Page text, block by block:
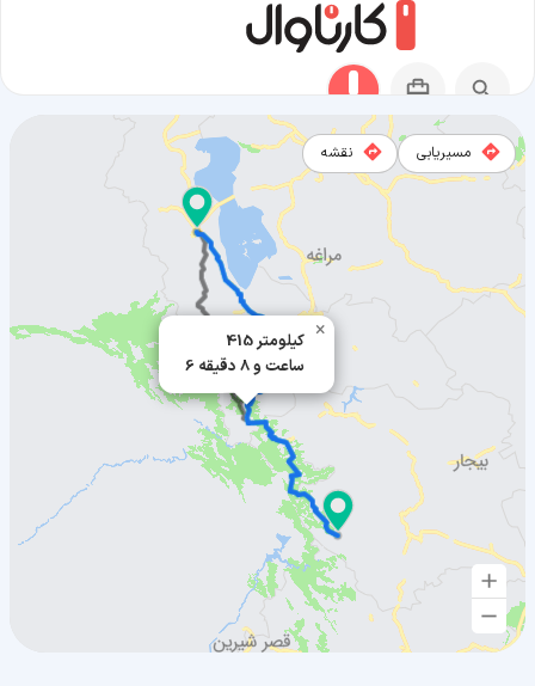
415 کیلومتر
6 ساعت و 8 دقیقه
×
مسیریابی نقشه
مسیر سروآباد به ارومیه